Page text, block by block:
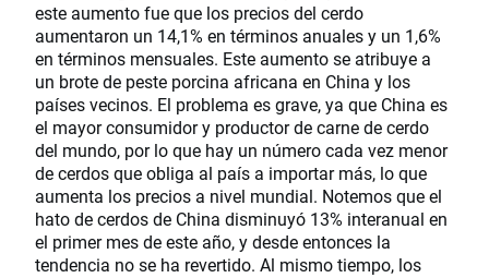
este aumento fue que los precios del cerdo
aumentaron un 14,1% en términos anuales y un 1,6%
en términos mensuales. Este aumento se atribuye a
un brote de peste porcina africana en China y los
países vecinos. El problema es grave, ya que China es
el mayor consumidor y productor de carne de cerdo
del mundo, por lo que hay un número cada vez menor
de cerdos que obliga al país a importar más, lo que
aumenta los precios a nivel mundial. Notemos que el
hato de cerdos de China disminuyó 13% interanual en
el primer mes de este año, y desde entonces la
tendencia no se ha revertido. Al mismo tiempo, los